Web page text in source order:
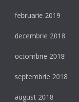
februarie 2019
decembrie 2018
octombrie 2018
septembrie 2018
august 2018